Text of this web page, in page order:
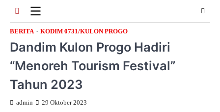
contentBERITA KODIM 0731/KULON PROGO
Dandim Kulon Progo Hadiri
“Menoreh Tourism Festival”
Tahun 2023
admin 29 Oktober 2023